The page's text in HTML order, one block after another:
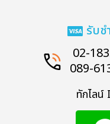
รับช
02-
089-
ทักไล